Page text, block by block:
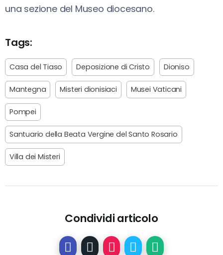
una sezione del Museo diocesano.
Tags:
Casa del Tiaso Deposizione di Cristo Dioniso
Mantegna Misteri dionisiaci Musei Vaticani
Pompei
Santuario della Beata Vergine del Santo Rosario
Villa dei Misteri
Condividi articolo